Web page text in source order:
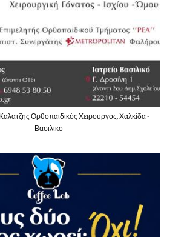
Ορθοπαιδικός Χειρουργός, Χαλκίδα -
Βασιλικό